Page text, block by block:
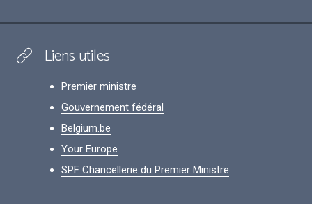
Liens utiles
Premier ministre
Gouvernement fédéral
Belgium.be
Your Europe
SPF Chancellerie du Premier Ministre